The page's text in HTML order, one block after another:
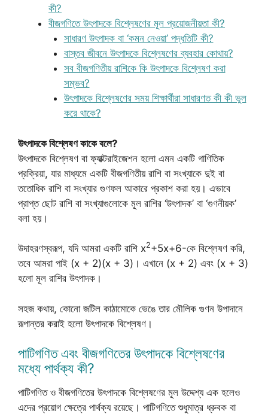
কী?
বীজগণিতে উৎপাদকে বিশ্লেষণের মূল প্রয়োজনীয়তা কী?
সাধারণ উৎপাদক বা ‘কমন নেওয়া’ পদ্ধতিটি কী?
বাস্তব জীবনে উৎপাদকে বিশ্লেষণের ব্যবহার কোথায়?
সব বীজগণিতীয় রাশিকে কি উৎপাদকে বিশ্লেষণ করা
সম্ভব?
উৎপাদকে বিশ্লেষণের সময় শিক্ষার্থীরা সাধারণত কী কী ভুল
করে থাকে?
উৎপাদকে বিশ্লেষণ কাকে বলে?
উৎপাদকে বিশ্লেষণ বা ফ্যাক্টরাইজেশন হলো এমন একটি গাণিতিক
প্রক্রিয়া, যার মাধ্যমে একটি বীজগণিতীয় রাশি বা সংখ্যাকে দুই বা
ততোধিক রাশি বা সংখ্যার গুণফল আকারে প্রকাশ করা হয়। এভাবে
প্রাপ্ত ছোট রাশি বা সংখ্যাগুলোকে মূল রাশির ‘উৎপাদক’ বা ‘গুণনীয়ক’
বলা হয়।
উদাহরণস্বরূপ, যদি আমরা একটি রাশি x2+5x+6-কে বিশ্লেষণ করি,
তবে আমরা পাই (x + 2)(x + 3)। এখানে (x + 2) এবং (x + 3)
হলো মূল রাশির উৎপাদক।
সহজ কথায়, কোনো জটিল কাঠামোকে ভেঙে তার মৌলিক গুণন উপাদানে
রূপান্তর করাই হলো উৎপাদকে বিশ্লেষণ।
পাটিগণিত এবং বীজগণিতের উৎপাদকে বিশ্লেষণের
মধ্যে পার্থক্য কী?
পাটিগণিত ও বীজগণিতের উৎপাদকে বিশ্লেষণের মূল উদ্দেশ্য এক হলেও
এদের প্রয়োগ ক্ষেত্রে পার্থক্য রয়েছে। পাটিগণিতে শুধুমাত্র ধ্রুবক বা